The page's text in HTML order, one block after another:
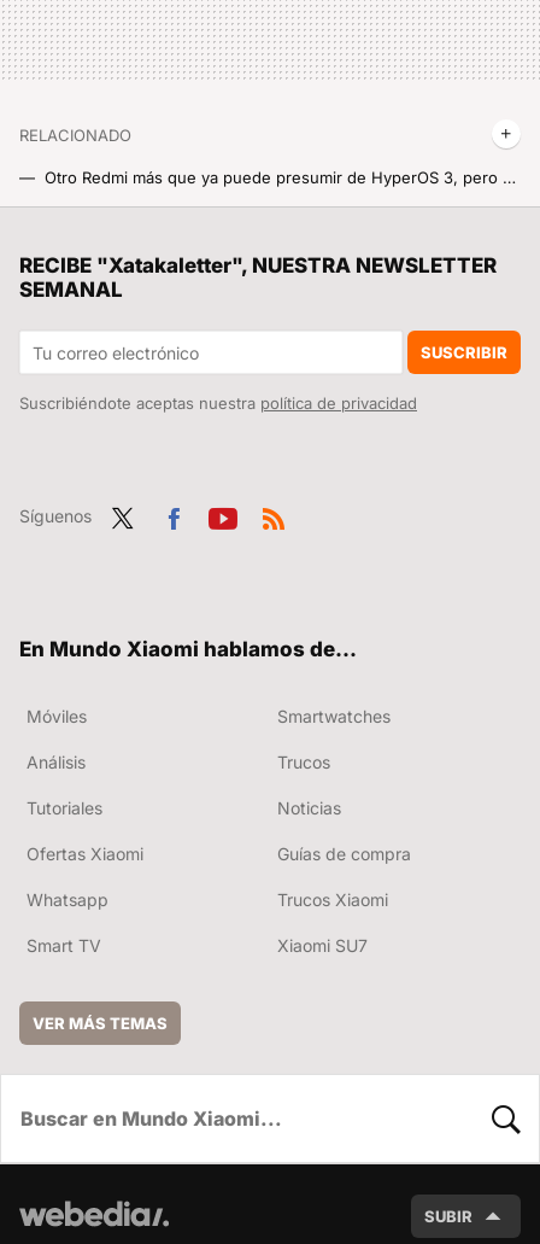
RELACIONADO
Otro Redmi más que ya puede presumir de HyperOS 3, pero este es el espacio libre que necesitas para instalarlo
Lu Weibing lo confirma: el Xiaomi 18 montará de nuevo la innovación más original que Xiaomi ha metido en un móvil en 2025
RECIBE "Xatakaletter", NUESTRA NEWSLETTER
SEMANAL
SUSCRIBIR
Suscribiéndote aceptas nuestra política de privacidad
Síguenos
En Mundo Xiaomi hablamos de...
Móviles Smartwatches
Análisis Trucos
Tutoriales Noticias
Ofertas Xiaomi Guías de compra
Whatsapp Trucos Xiaomi
Smart TV Xiaomi SU7
VER MÁS TEMAS
SUBIR